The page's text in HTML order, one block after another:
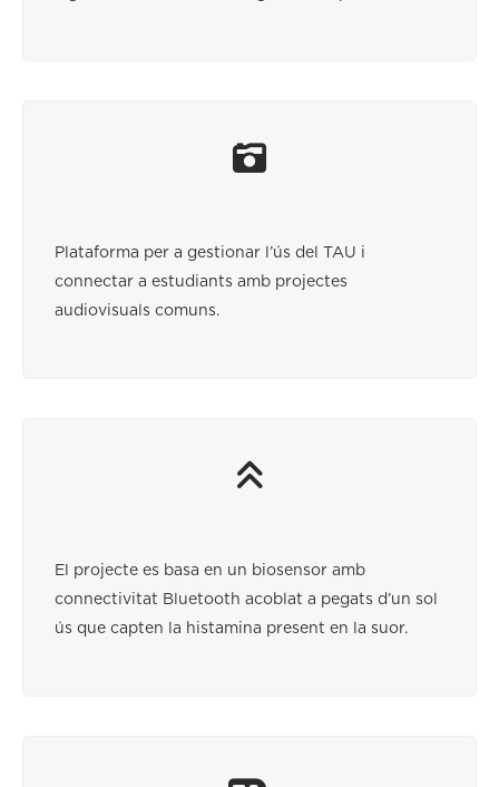
Plataforma per a gestionar l’ús del TAU i
connectar a estudiants amb projectes
audiovisuals comuns.
El projecte es basa en un biosensor amb
connectivitat Bluetooth acoblat a pegats d’un sol
ús que capten la histamina present en la suor.